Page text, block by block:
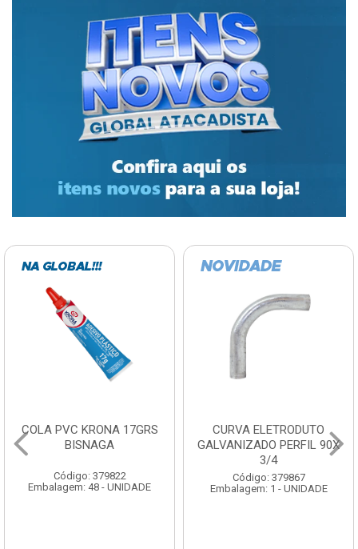
COLA PVC KRONA 17GRS
BISNAGA
Código: 379822
Embalagem: 48 - UNIDADE
CURVA ELETRODUTO
GALVANIZADO PERFIL 90X
3/4
Código: 379867
Embalagem: 1 - UNIDADE